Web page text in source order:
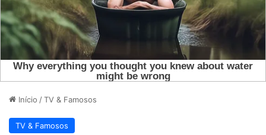
Início /TV & Famosos
TV & Famosos